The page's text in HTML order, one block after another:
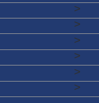
>
>
>
>
>
>